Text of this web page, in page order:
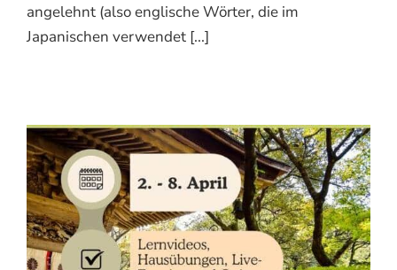
angelehnt (also englische Wörter, die im
Japanischen verwendet [...]